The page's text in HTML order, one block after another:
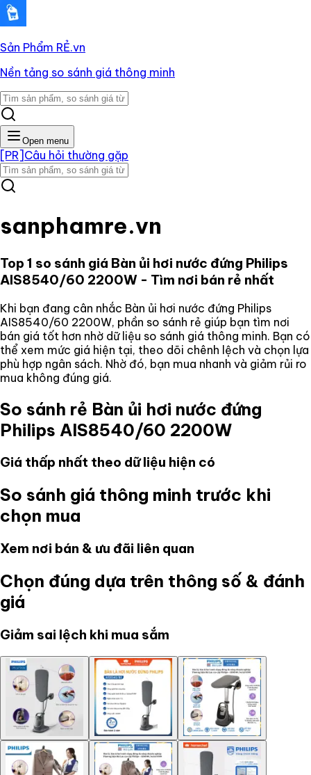
Sản Phẩm RẺ.vn
Nền tảng so sánh giá thông minh
Open menu
[PR] Câu hỏi thường gặp
sanphamre.vn
Top 1 so sánh giá Bàn ủi hơi nước đứng Philips
AIS8540/60 2200W - Tìm nơi bán rẻ nhất
Khi bạn đang cân nhắc Bàn ủi hơi nước đứng Philips
AIS8540/60 2200W, phần so sánh rẻ giúp bạn tìm nơi
bán giá tốt hơn nhờ dữ liệu so sánh giá thông minh. Bạn có
thể xem mức giá hiện tại, theo dõi chênh lệch và chọn lựa
phù hợp ngân sách. Nhờ đó, bạn mua nhanh và giảm rủi ro
mua không đúng giá.
So sánh rẻ Bàn ủi hơi nước đứng
Philips AIS8540/60 2200W
Giá thấp nhất theo dữ liệu hiện có
So sánh giá thông minh trước khi
chọn mua
Xem nơi bán & ưu đãi liên quan
Chọn đúng dựa trên thông số & đánh
giá
Giảm sai lệch khi mua sắm